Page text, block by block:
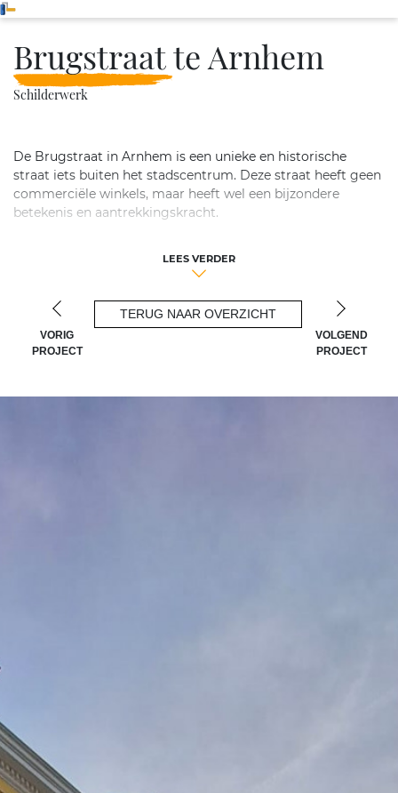
Brugstraat te Arnhem
Schilderwerk
De Brugstraat in Arnhem is een unieke en historische
straat iets buiten het stadscentrum. Deze straat heeft geen
commerciële winkels, maar heeft wel een bijzondere
betekenis en aantrekkingskracht.
historische architectuur en sfeervolle huizen het stadsbeeld
domineren. De straat heeft een charmante uitstraling en
biedt bewoners een vredige woonomgeving in het hart van
de stad.
Hoewel de Brugstraat geen winkelbestemming is, vormt
LEES VERDER
VORIG
PROJECT
TERUG NAAR OVERZICHT
VOLGEND
PROJECT